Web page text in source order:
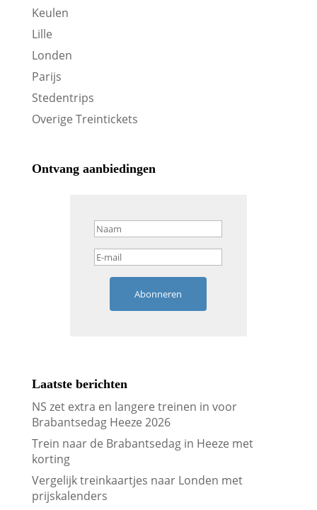
Keulen
Lille
Londen
Parijs
Stedentrips
Overige Treintickets
Ontvang aanbiedingen
Abonneren
Laatste berichten
NS zet extra en langere treinen in voor
Brabantsedag Heeze 2026
Trein naar de Brabantsedag in Heeze met
korting
Vergelijk treinkaartjes naar Londen met
prijskalenders